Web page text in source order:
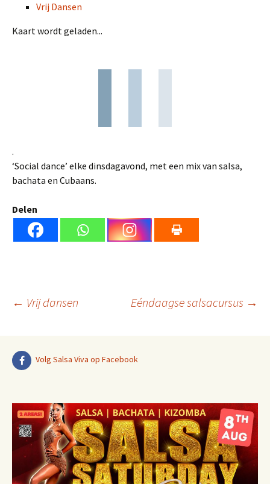
Vrij Dansen
Kaart wordt geladen...
.
‘Social dance’ elke dinsdagavond, met een mix van salsa,
bachata en Cubaans.
Delen
Berichtnavigatie
← Vrij dansen Eéndaagse salsacursus →
Volg Salsa Viva op Facebook